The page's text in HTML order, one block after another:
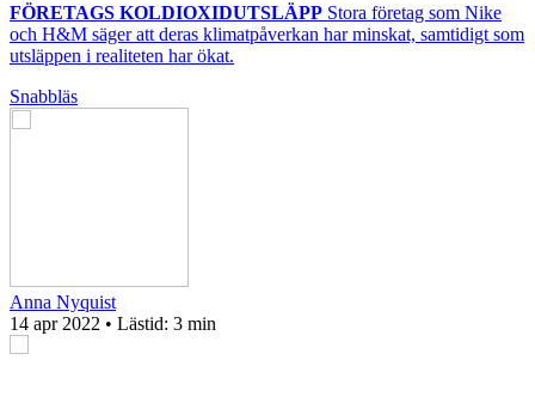
FÖRETAGS KOLDIOXIDUTSLÄPP Stora företag som Nike
och H&M säger att deras klimatpåverkan har minskat, samtidigt som
utsläppen i realiteten har ökat.
Snabbläs
Anna Nyquist
14 apr 2022 • Lästid: 3 min